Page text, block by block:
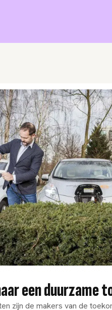
een duurzame
zijn de makers van de